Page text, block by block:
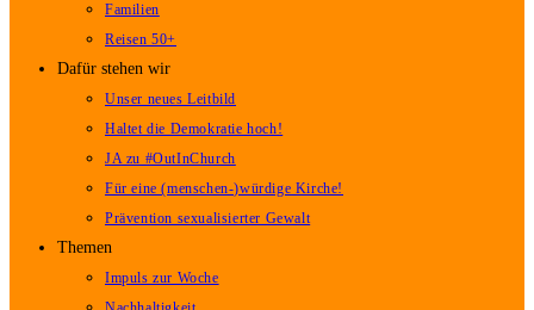
Familien
Reisen 50+
Dafür stehen wir
Unser neues Leitbild
Haltet die Demokratie hoch!
JA zu #OutInChurch
Für eine (menschen-)würdige Kirche!
Prävention sexualisierter Gewalt
Themen
Impuls zur Woche